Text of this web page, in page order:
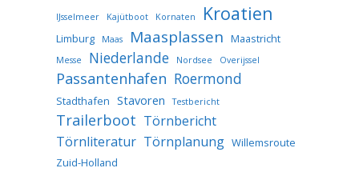
IJsselmeer Kajütboot Kornaten Kroatien
Limburg Maas Maasplassen Maastricht
Messe Niederlande Nordsee Overijssel
Passantenhafen Roermond
Stadthafen Stavoren Testbericht
Trailerboot Törnbericht
Törnliteratur Törnplanung Willemsroute
Zuid-Holland